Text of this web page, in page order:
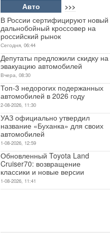
Авто >>>
В России сертифицируют новый
дальнобойный кроссовер на
российский рынок
Сегодня, 06:44
Депутаты предложили скидку на
эвакуацию автомобилей
Вчера, 08:30
Топ-3 недорогих подержанных
автомобилей в 2026 году
2-08-2026, 11:30
УАЗ официально утвердил
название «Буханка» для своих
автомобилей
1-08-2026, 12:59
Обновленный Toyota Land
Cruiser70: возвращение
классики и новые версии
1-08-2026, 11:41